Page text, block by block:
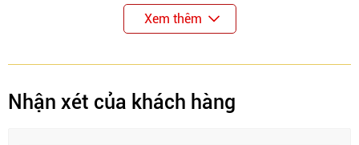
Xem thêm
Nhận xét của khách hàng